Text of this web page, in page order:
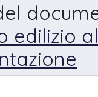
edilizio